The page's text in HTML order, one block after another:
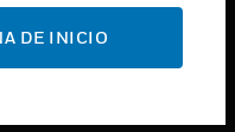
DE INICIO